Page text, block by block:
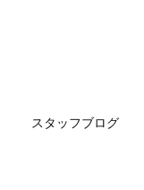
スタッフブログ